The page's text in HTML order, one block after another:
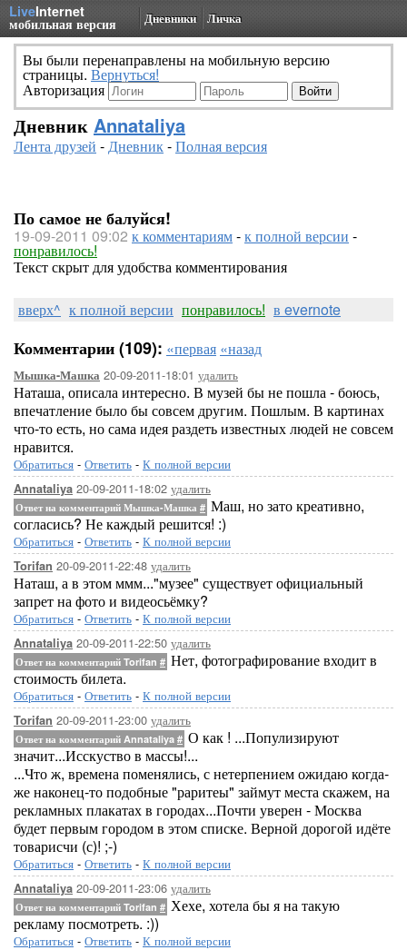
LiveInternet
мобильная версия Дневники Личка
Вы были перенаправлены на мобильную версию
страницы. Вернуться!
Авторизация
Дневник Annataliya
Лента друзей -Дневник-Полная версия
По самое не балуйся!
19-09-2011 09:02 к комментариям-к полной версии -
понравилось!
Текст скрыт для удобства комментирования
вверх^ к полной версии понравилось! в evernote
Комментарии (109): «первая «назад
Мышка-Машка 20-09-2011-18:01 удалить
Наташа, описала интересно. В музей бы не пошла - боюсь,
впечатление было бы совсем другим. Пошлым. В картинах
что-то есть, но сама идея раздеть известных людей не совсем
нравится.
Обратиться - Ответить - К полной версии
Annataliya 20-09-2011-18:02 удалить
Ответ на комментарий Мышка-Машка # Маш, но зато креативно,
согласись? Не каждый решится! :)
Обратиться - Ответить - К полной версии
Torifan 20-09-2011-22:48 удалить
Наташ, а в этом ммм..."музее" существует официальный
запрет на фото и видеосьёмку?
Обратиться - Ответить - К полной версии
Annataliya 20-09-2011-22:50 удалить
Ответ на комментарий Torifan # Нет, фотографирование входит в
стоимость билета.
Обратиться - Ответить - К полной версии
Torifan 20-09-2011-23:00 удалить
Ответ на комментарий Annataliya # О как ! ...Популизируют
значит...Исскуство в массы!...
...Что ж, времена поменялись, с нетерпением ожидаю когда-
же наконец-то подобные "раритеы" займут места скажем, на
рекламных плакатах в городах...Почти уверен - Москва
будет первым городом в этом списке. Верной дорогой идёте
товарисчи (с)! ;-)
Обратиться - Ответить - К полной версии
Annataliya 20-09-2011-23:06 удалить
Ответ на комментарий Torifan # Хехе, хотела бы я на такую
рекламу посмотреть. :))
Обратиться - Ответить - К полной версии